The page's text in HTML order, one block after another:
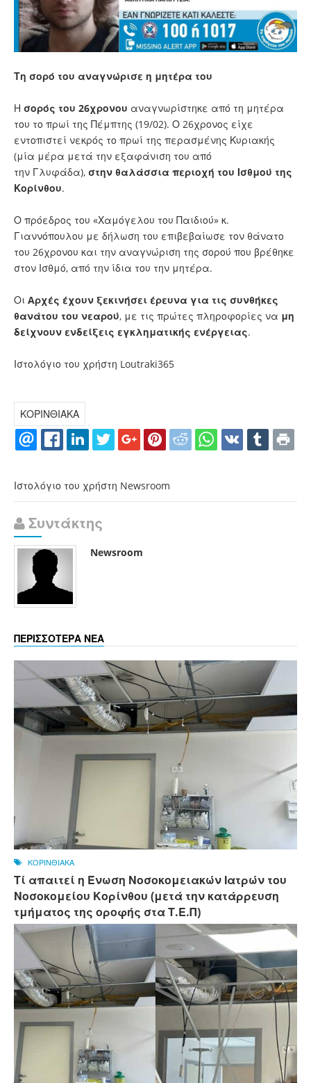
Τη σορό του αναγνώρισε η μητέρα του
Η σορός του 26χρονου αναγνωρίστηκε από τη μητέρα
του το πρωί της Πέμπτης (19/02). Ο 26χρονος είχε
εντοπιστεί νεκρός το πρωί της περασμένης Κυριακής
(μία μέρα μετά την εξαφάνιση του από
την Γλυφάδα), στην θαλάσσια περιοχή του Ισθμού της
Κορίνθου.
Ο πρόεδρος του «Χαμόγελου του Παιδιού» κ.
Γιαννόπουλου με δήλωση του επιβεβαίωσε τον θάνατο
του 26χρονου και την αναγνώριση της σορού που βρέθηκε
στον Ισθμό, από την ίδια του την μητέρα.
Οι Aρχές έχουν ξεκινήσει έρευνα για τις συνθήκες
θανάτου του νεαρού, με τις πρώτες πληροφορίες να μη
δείχνουν ενδείξεις εγκληματικής ενέργειας.
Ιστολόγιο του χρήστη Loutraki365
ΚΟΡΙΝΘΙΑΚΑ
Ιστολόγιο του χρήστη Newsroom
Συντάκτης
Newsroom
ΠΕΡΙΣΣΟΤΕΡΑ ΝΕΑ
ΚΟΡΙΝΘΙΑΚΑ
Τί απαιτεί η Ένωση Νοσοκομειακών Ιατρών του
Νοσοκομείου Κορίνθου (μετά την κατάρρευση
τμήματος της οροφής στα Τ.Ε.Π)